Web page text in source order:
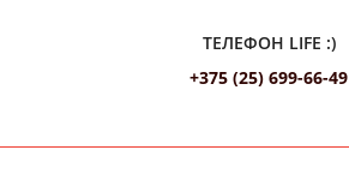
ТЕЛЕФОН LIFE :)
+375 (25) 699-66-49